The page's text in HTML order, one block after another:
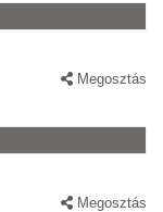
Megosztás
Megosztás